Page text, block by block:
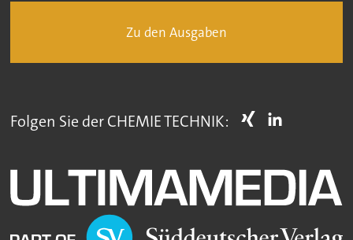
Zu den Ausgaben
Folgen Sie der CHEMIE TECHNIK: